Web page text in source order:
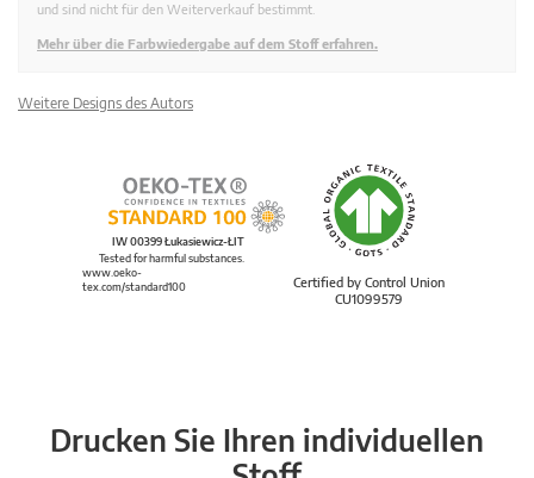
und sind nicht für den Weiterverkauf bestimmt.
Mehr über die Farbwiedergabe auf dem Stoff erfahren.
Weitere Designs des Autors
Certified by Control Union
CU1099579
IW 00399 Łukasiewicz-ŁIT
Tested for harmful substances.
www.oeko-
tex.com/standard100
Drucken Sie Ihren individuellen